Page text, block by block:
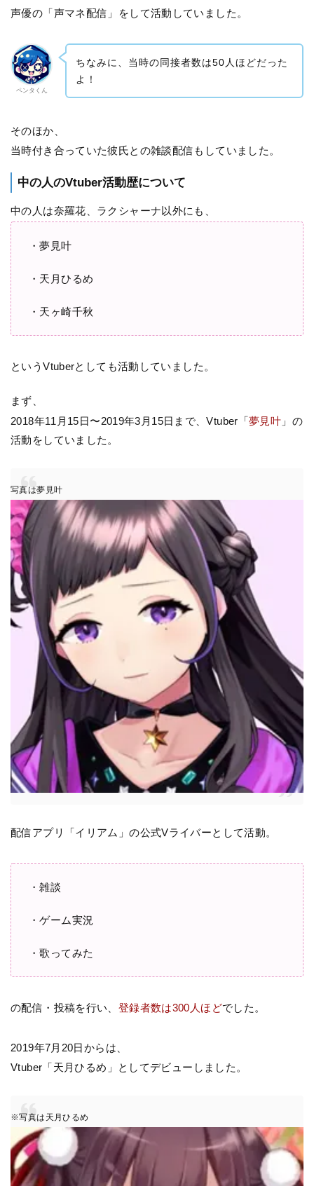
声優の「声マネ配信」をして活動していました。
ペンタくん
ちなみに、当時の同接者数は50人ほどだった
よ！
そのほか、
当時付き合っていた彼氏との雑談配信もしていました。
中の人のVtuber活動歴について
中の人は奈羅花、ラクシャーナ以外にも、
・夢見叶
・天月ひるめ
・天ヶ崎千秋
というVtuberとしても活動していました。
まず、
2018年11月15日〜2019年3月15日まで、Vtuber「夢見叶 」の
活動をしていました。
写真は夢見叶
配信アプリ「イリアム」の公式Vライバーとして活動。
・雑談
・ゲーム実況
・歌ってみた
の配信・投稿を行い、 登録者数は300人ほどでした。
2019年7月20日からは、
Vtuber「天月ひるめ」としてデビューしました。
※写真は天月ひるめ